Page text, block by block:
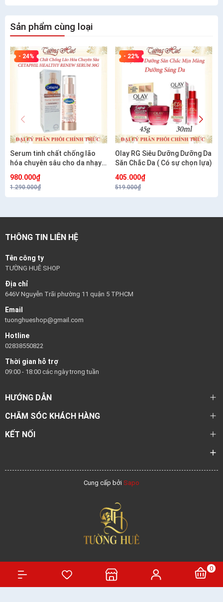
0
Sản phẩm cùng loại
- 24%
Serum tinh chất chống lão
hóa chuyên sâu cho da nhạy
RENEW SERUM 30G
980.000₫
1.290.000₫
- 22%
Olay RG Siêu Dưỡng Dưỡng Da
Săn Chắc Da ( Có sự chọn lựa)
405.000₫
519.000₫
THÔNG TIN LIÊN HỆ
Tên công ty
TƯỜNG HUÊ SHOP
Địa chỉ
646V Nguyễn Trãi phường 11 quận 5 TP.HCM
Email
tuonghueshop@gmail.com
Hotline
02838550822
Thời gian hỗ trợ
09:00 - 18:00 các ngày trong tuần
HƯỚNG DẪN
CHĂM SÓC KHÁCH HÀNG
KẾT NỐI
Cung cấp bởi Sapo